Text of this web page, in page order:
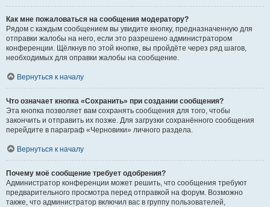
Как мне пожаловаться на сообщения модератору?
Рядом с каждым сообщением вы увидите кнопку, предназначенную для
отправки жалобы на него, если это разрешено администратором
конференции. Щёлкнув по этой кнопке, вы пройдёте через ряд шагов,
необходимых для оправки жалобы на сообщение.
Вернуться к началу
Что означает кнопка «Сохранить» при создании сообщения?
Эта кнопка позволяет вам сохранять сообщения для того, чтобы
закончить и отправить их позже. Для загрузки сохранённого сообщения
перейдите в параграф «Черновики» личного раздела.
Вернуться к началу
Почему моё сообщение требует одобрения?
Администратор конференции может решить, что сообщения требуют
предварительного просмотра перед отправкой на форум. Возможно
также, что администратор включил вас в группу пользователей,